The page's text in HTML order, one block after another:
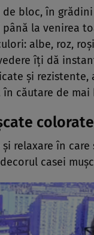
de bloc, în
la venirea
albe, roz,
îți dă
și rezistente,
căutare de mai
colorate
relaxare în
casei